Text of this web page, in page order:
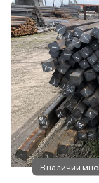
В наличии